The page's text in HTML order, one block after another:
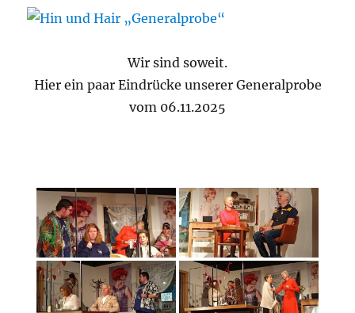
Wir sind soweit.
Hier ein paar Eindrücke unserer Generalprobe
vom 06.11.2025